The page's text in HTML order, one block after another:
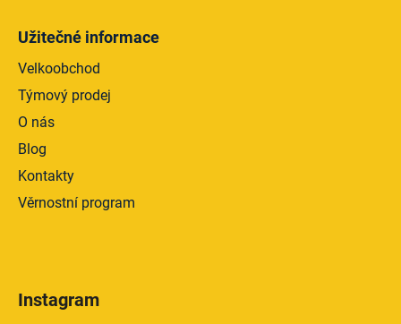
Užitečné informace
Velkoobchod
Týmový prodej
O nás
Blog
Kontakty
Věrnostní program
Instagram